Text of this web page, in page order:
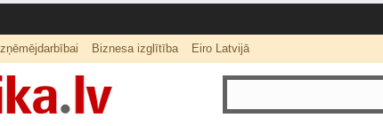
Biznesa izglītība Eiro Latvijā